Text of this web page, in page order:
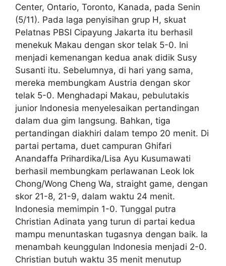
Center, Ontario, Toronto, Kanada, pada Senin
(5/11). Pada laga penyisihan grup H, skuat
Pelatnas PBSI Cipayung Jakarta itu berhasil
menekuk Makau dengan skor telak 5-0. Ini
menjadi kemenangan kedua anak didik Susy
Susanti itu. Sebelumnya, di hari yang sama,
mereka membungkam Austria dengan skor
telak 5-0. Menghadapi Makau, pebulutakis
junior Indonesia menyelesaikan pertandingan
dalam dua gim langsung. Bahkan, tiga
pertandingan diakhiri dalam tempo 20 menit. Di
partai pertama, duet campuran Ghifari
Anandaffa Prihardika/Lisa Ayu Kusumawati
berhasil membungkam perlawanan Leok Iok
Chong/Wong Cheng Wa, straight game, dengan
skor 21-8, 21-9, dalam waktu 24 menit.
Indonesia memimpin 1-0. Tunggal putra
Christian Adinata yang turun di partai kedua
mampu menuntaskan tugasnya dengan baik. Ia
menambah keunggulan Indonesia menjadi 2-0.
Christian butuh waktu 35 menit menutup